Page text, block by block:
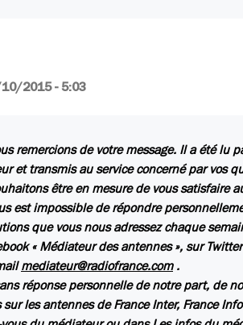
2015 - 5:03
remercions de votre message. Il a été lu
et transmis au service concerné par vos
être en mesure de vous satisfaire
est impossible de répondre
que vous nous adressez chaque
« Médiateur des antennes », sur Twitter
mediateur@radiofrance.com.
réponse personnelle de notre part, de
sur les antennes de France Inter, France